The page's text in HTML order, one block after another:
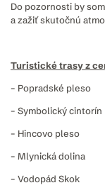
Do pozornosti by
a zažiť skutočnú
Turistické trasy z
– Popradské pleso
– Symbolický cintorín
– Hincovo pleso
– Mlynická dolina
– Vodopád Skok